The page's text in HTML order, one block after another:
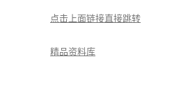
点击上面链接直接跳转
精品资料库